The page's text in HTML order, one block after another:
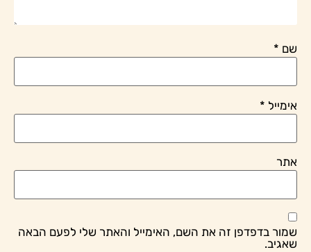
שם *
אימייל *
אתר
שמור בדפדפן זה את השם, האימייל והאתר שלי לפעם הבאה
שאגיב.